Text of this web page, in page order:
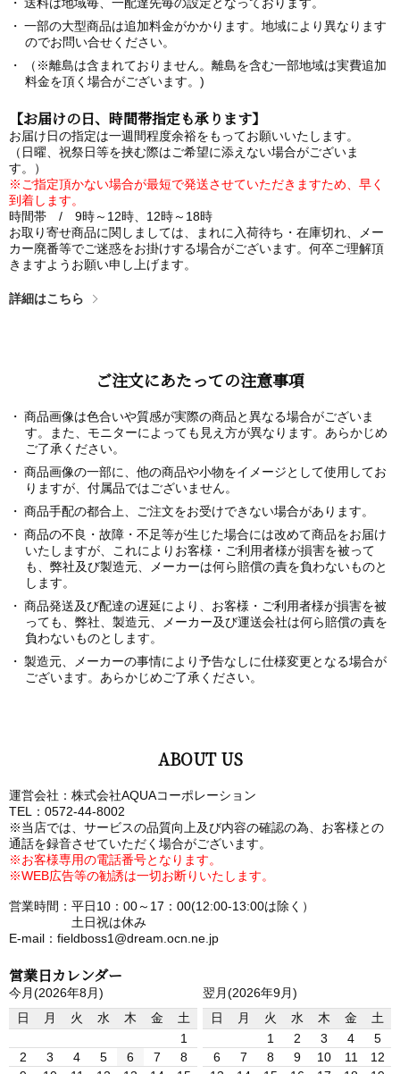
一部の大型商品は追加料金がかかります。地域により異なります
のでお問い合せください。
（※離島は含まれておりません。離島を含む一部地域は実費追加
料金を頂く場合がございます。)
【お届けの日、時間帯指定も承ります】
お届け日の指定は一週間程度余裕をもってお願いいたします。
（日曜、祝祭日等を挟む際はご希望に添えない場合がございま
す。）
※ご指定頂かない場合が最短で発送させていただきますため、早く
到着します。
時間帯 / 9時～12時、12時～18時
お取り寄せ商品に関しましては、まれに入荷待ち・在庫切れ、メー
カー廃番等でご迷惑をお掛けする場合がございます。何卒ご理解頂
きますようお願い申し上げます。
詳細はこちら
ご注文にあたっての注意事項
商品画像は色合いや質感が実際の商品と異なる場合がございま
す。また、モニターによっても見え方が異なります。あらかじめ
ご了承ください。
商品画像の一部に、他の商品や小物をイメージとして使用してお
りますが、付属品ではございません。
商品手配の都合上、ご注文をお受けできない場合があります。
商品の不良・故障・不足等が生じた場合には改めて商品をお届け
いたしますが、これによりお客様・ご利用者様が損害を被って
も、弊社及び製造元、メーカーは何ら賠償の責を負わないものと
します。
商品発送及び配達の遅延により、お客様・ご利用者様が損害を被
っても、弊社、製造元、メーカー及び運送会社は何ら賠償の責を
負わないものとします。
製造元、メーカーの事情により予告なしに仕様変更となる場合が
ございます。あらかじめご了承ください。
ABOUT US
運営会社：株式会社AQUAコーポレーション
TEL：0572-44-8002
※当店では、サービスの品質向上及び内容の確認の為、お客様との
通話を録音させていただく場合がございます。
※お客様専用の電話番号となります。
※WEB広告等の勧誘は一切お断りいたします。
営業時間：平日10：00～17：00(12:00-13:00は除く）
土日祝は休み
E-mail：fieldboss1@dream.ocn.ne.jp
営業日カレンダー
今月(2026年8月)
日
月 火 水 木 金
土
1
2
3 4 5 6 7
8
翌月(2026年9月)
日
月 火 水 木 金
土
1
2 3 4
5
6
7 8 9 10 11
12